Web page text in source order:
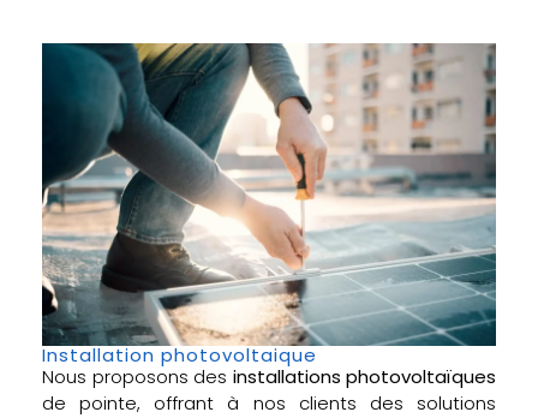
Installation photovoltaique
Nous proposons des installations photovoltaïques
de pointe, offrant à nos clients des solutions